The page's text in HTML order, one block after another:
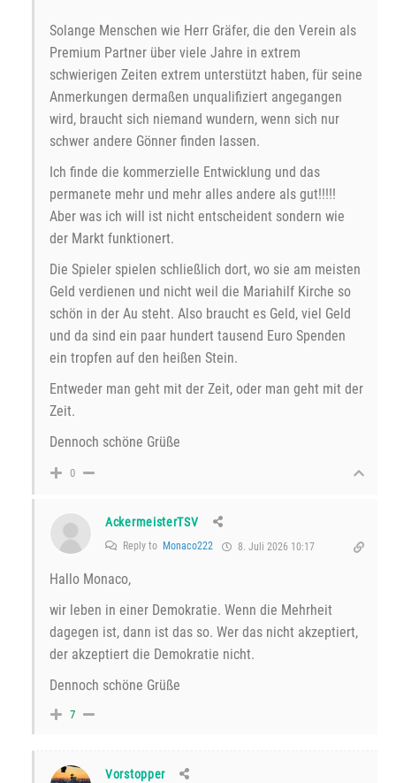
Solange Menschen wie Herr Gräfer, die den Verein als
Premium Partner über viele Jahre in extrem
schwierigen Zeiten extrem unterstützt haben, für seine
Anmerkungen dermaßen unqualifiziert angegangen
wird, braucht sich niemand wundern, wenn sich nur
schwer andere Gönner finden lassen.
Ich finde die kommerzielle Entwicklung und das
permanete mehr und mehr alles andere als gut!!!!!
Aber was ich will ist nicht entscheident sondern wie
der Markt funktionert.
Die Spieler spielen schließlich dort, wo sie am meisten
Geld verdienen und nicht weil die Mariahilf Kirche so
schön in der Au steht. Also braucht es Geld, viel Geld
und da sind ein paar hundert tausend Euro Spenden
ein tropfen auf den heißen Stein.
Entweder man geht mit der Zeit, oder man geht mit der
Zeit.
Dennoch schöne Grüße
0
AckermeisterTSV
Reply to Monaco222 8. Juli 2026 10:17
Hallo Monaco,
wir leben in einer Demokratie. Wenn die Mehrheit
dagegen ist, dann ist das so. Wer das nicht akzeptiert,
der akzeptiert die Demokratie nicht.
Dennoch schöne Grüße
7
Vorstopper